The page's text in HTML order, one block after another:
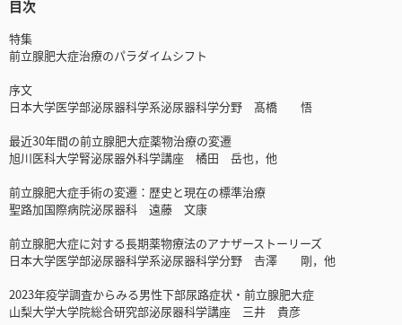
目次
特集
前立腺肥大症治療のパラダイムシフト
序文
日本大学医学部泌尿器科学系泌尿器科学分野 髙橋 悟
最近30年間の前立腺肥大症薬物治療の変遷
旭川医科大学腎泌尿器外科学講座 橘田 岳也，他
前立腺肥大症手術の変遷：歴史と現在の標準治療
聖路加国際病院泌尿器科 遠藤 文康
前立腺肥大症に対する長期薬物療法のアナザーストーリーズ
日本大学医学部泌尿器科学系泌尿器科学分野 𠮷澤 剛，他
2023年疫学調査からみる男性下部尿路症状・前立腺肥大症
山梨大学大学院総合研究部泌尿器科学講座 三井 貴彦